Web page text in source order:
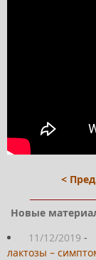
<
Новые
11/12/2019 -
лактозы –